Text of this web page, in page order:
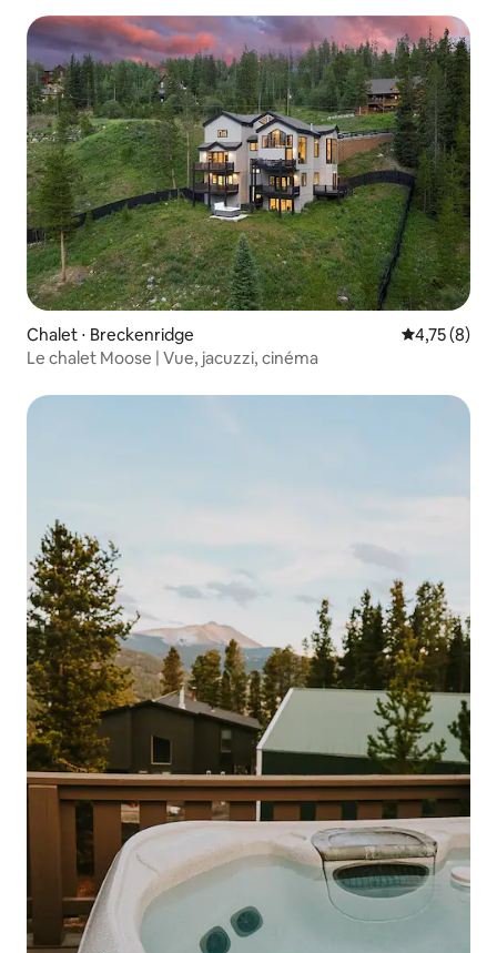
Chalet ⋅ Breckenridge Évaluation
4,75 (8)
Le chalet Moose | Vue, jacuzzi, cinéma